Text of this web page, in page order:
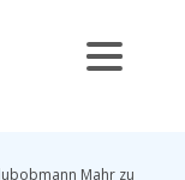
Mahr zu